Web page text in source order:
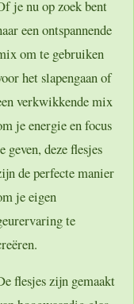
je nu op zoek bent
een ontspannende
om te gebruiken
het slapengaan of
verkwikkende mix
je energie en focus
geven, deze flesjes
de perfecte manier
je eigen
te
flesjes zijn gemaakt